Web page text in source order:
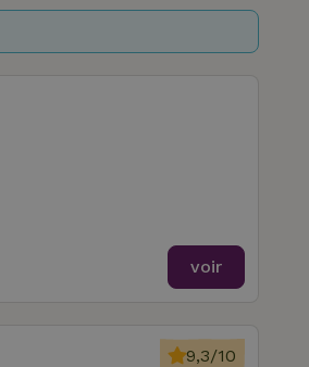
voir
9,3/10